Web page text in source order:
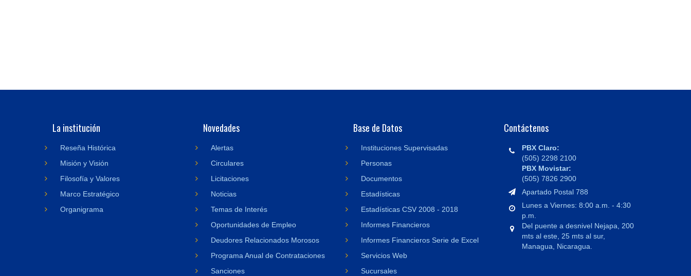
La institución
Reseña Histórica
Misión y Visión
Filosofía y Valores
Marco Estratégico
Organigrama
Novedades
Alertas
Circulares
Licitaciones
Noticias
Temas de Interés
Oportunidades de Empleo
Deudores Relacionados Morosos
Programa Anual de Contrataciones
Sanciones
Base de Datos
Instituciones Supervisadas
Personas
Documentos
Estadísticas
Estadísticas CSV 2008 - 2018
Informes Financieros
Informes Financieros Serie de Excel
Servicios Web
Sucursales
Contáctenos
PBX Claro:
(505) 2298 2100
PBX Movistar:
(505) 7826 2900
Apartado Postal 788
Lunes a Viernes: 8:00 a.m. - 4:30
p.m.
Del puente a desnivel Nejapa, 200
mts al este, 25 mts al sur,
Managua, Nicaragua.